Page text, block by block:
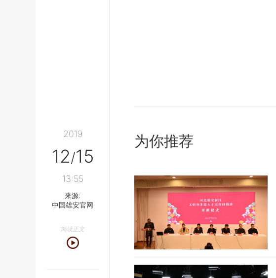
2019
12/15
13:55
来源:
中国雄安官网
阅读正文
为你推荐